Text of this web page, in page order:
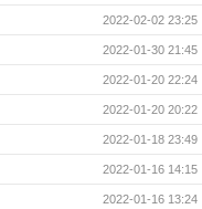
2022-02-02 23:25
2022-01-30 21:45
2022-01-20 22:24
2022-01-20 20:22
2022-01-18 23:49
2022-01-16 14:15
2022-01-16 13:24